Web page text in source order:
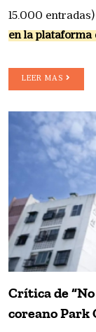
15.000 entradas)
en la plataforma
LEER MAS
Crítica de
coreano Park